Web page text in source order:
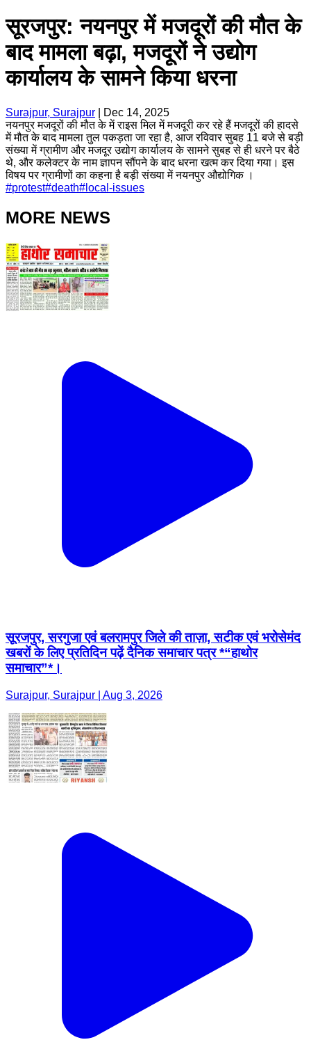
सूरजपुर: नयनपुर में मजदूरों की मौत के
बाद मामला बढ़ा, मजदूरों ने उद्योग
कार्यालय के सामने किया धरना
Surajpur, Surajpur
Dec 14, 2025
नयनपुर मजदूरों की मौत के में राइस मिल में मजदूरी कर रहे हैं मजदूरों की हादसे
में मौत के बाद मामला तुल पकड़ता जा रहा है, आज रविवार सुबह 11 बजे से बड़ी
संख्या में ग्रामीण और मजदूर उद्योग कार्यालय के सामने सुबह से ही धरने पर बैठे
थे, और कलेक्टर के नाम ज्ञापन सौंपने के बाद धरना खत्म कर दिया गया। इस
विषय पर ग्रामीणों का कहना है बड़ी संख्या में नयनपुर औद्योगिक ।
#protest#death# local-issues
MORE NEWS
सूरजपुर, सरगुजा एवं बलरामपुर जिले की ताज़ा, सटीक एवं भरोसेमंद
खबरों के लिए प्रतिदिन पढ़ें दैनिक समाचार पत्र *“हाथोर
समाचार”*।
Surajpur, Surajpur | Aug 3, 2026